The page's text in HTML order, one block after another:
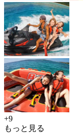
+9
もっと見る